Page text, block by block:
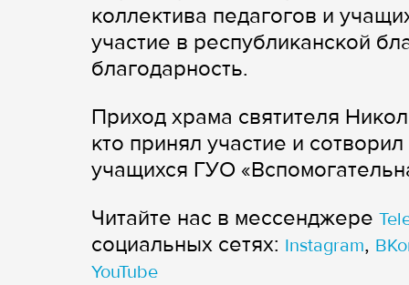
коллектива педагогов и
участие в республиканской
благодарность.
Приход храма святителя
кто принял участие и
учащихся ГУО
Читайте нас в мессенджере
cоциальных сетях: Instagram,
YouTube